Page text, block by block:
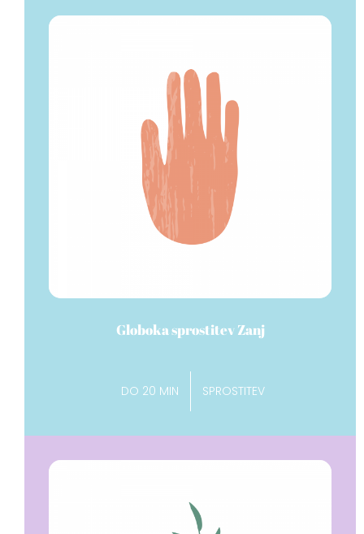
Globoka sprostitev Zanj
DO 20 MIN SPROSTITEV